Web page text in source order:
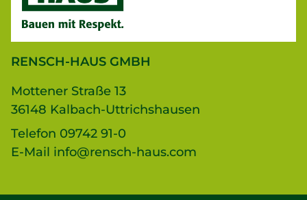
RENSCH-HAUS GMBH
Mottener Straße 13
36148 Kalbach-Uttrichshausen
Telefon 09742 91-0
E-Mail info@rensch-haus.com